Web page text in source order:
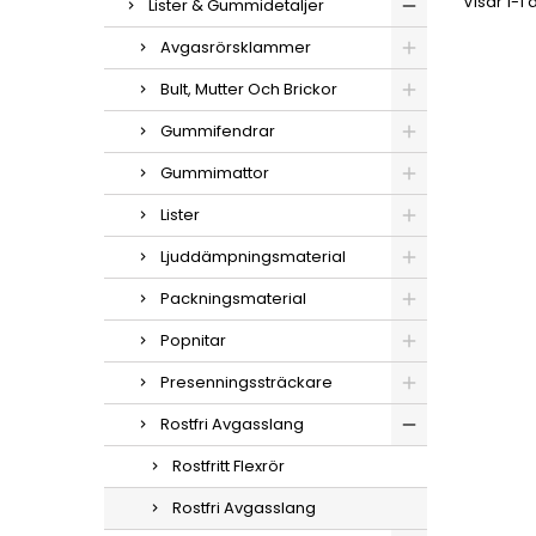
Lister & Gummidetaljer
Avgasrörsklammer
Bult, Mutter Och Brickor
Gummifendrar
Gummimattor
Lister
Ljuddämpningsmaterial
Packningsmaterial
Popnitar
Presenningssträckare
Rostfri Avgasslang
Rostfritt Flexrör
Rostfri Avgasslang